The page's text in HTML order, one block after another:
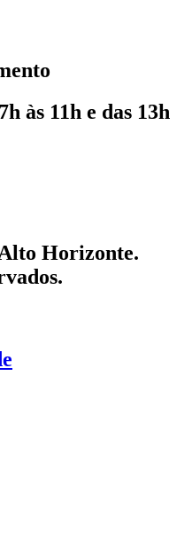
às 11h e das 13h
Horizonte.